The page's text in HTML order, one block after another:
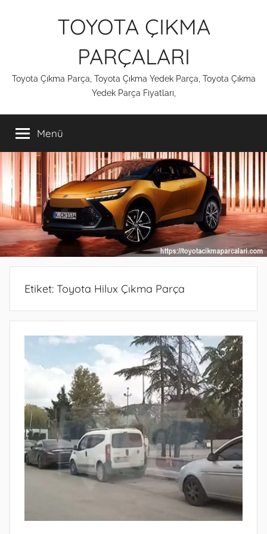
TOYOTA ÇIKMA
PARÇALARI
Toyota Çıkma Parça, Toyota Çıkma Yedek Parça, Toyota Çıkma
Yedek Parça Fiyatları,
Menü
Etiket: Toyota Hilux Çıkma Parça